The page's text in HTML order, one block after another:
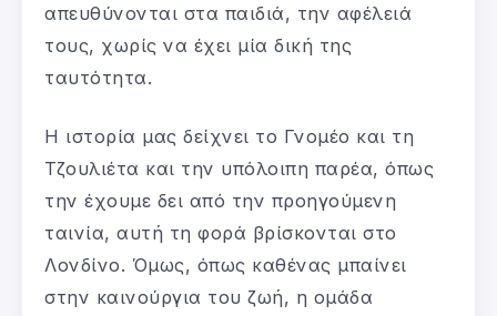
απευθύνονται στα παιδιά, την αφέλειά
τους, χωρίς να έχει μία δική της
ταυτότητα.
Η ιστορία μας δείχνει το Γνομέο και τη
Τζουλιέτα και την υπόλοιπη παρέα, όπως
την έχουμε δει από την προηγούμενη
ταινία, αυτή τη φορά βρίσκονται στο
Λονδίνο. Όμως, όπως καθένας μπαίνει
στην καινούργια του ζωή, η ομάδα